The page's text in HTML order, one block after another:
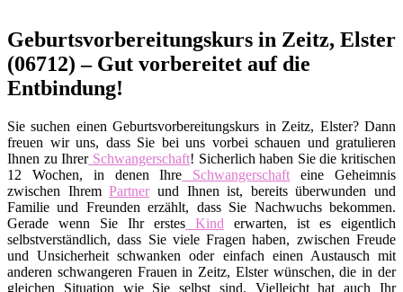
Geburtsvorbereitungskurs in Zeitz, Elster
(06712) – Gut vorbereitet auf die
Entbindung!
Sie suchen einen Geburtsvorbereitungskurs in Zeitz, Elster? Dann
freuen wir uns, dass Sie bei uns vorbei schauen und gratulieren
Ihnen zu IhrerSchwangerschaft! Sicherlich haben Sie die kritischen
12 Wochen, in denen Ihre Schwangerschaft eine Geheimnis
zwischen IhremPartnerund Ihnen ist, bereits überwunden und
Familie und Freunden erzählt, dass Sie Nachwuchs bekommen.
Gerade wenn Sie Ihr erstes Kind erwarten, ist es eigentlich
selbstverständlich, dass Sie viele Fragen haben, zwischen Freude
und Unsicherheit schwanken oder einfach einen Austausch mit
anderen schwangeren Frauen in Zeitz, Elster wünschen, die in der
gleichen Situation wie Sie selbst sind. Vielleicht hat auch Ihr